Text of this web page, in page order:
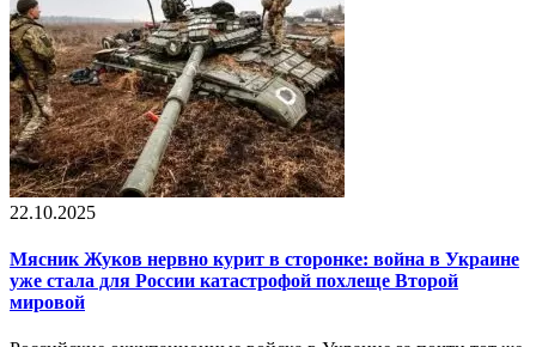
22.10.2025
Мясник Жуков нервно курит в сторонке: война в Украине
уже стала для России катастрофой похлеще Второй
мировой